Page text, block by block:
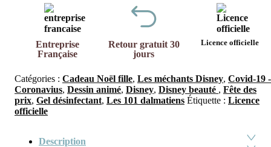
Entreprise
Française
Retour gratuit 30
jours
Licence officielle
Catégories : Cadeau Noël fille, Les méchants Disney, Covid-19 -
Coronavius, Dessin animé, Disney, Disney beauté , Fête des
prix, Gel désinfectant, Les 101 dalmatiens Étiquette : Licence
officielle
Description